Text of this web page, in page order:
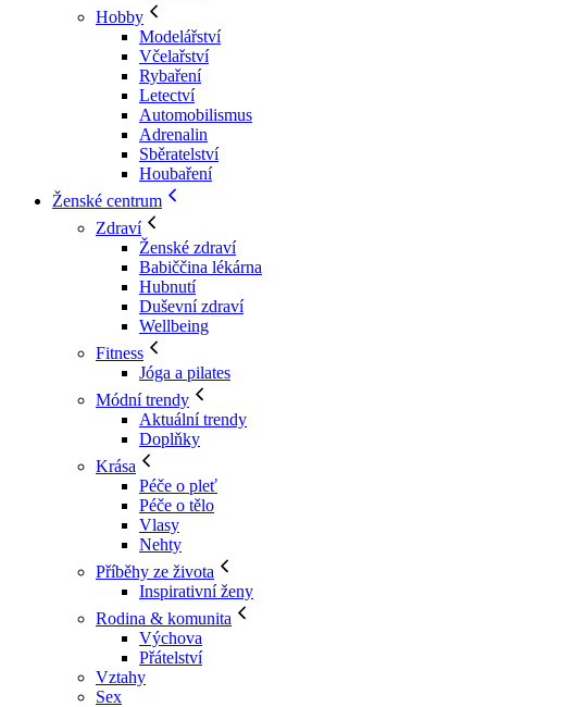
Hobby
Modelářství
Včelařství
Rybaření
Letectví
Automobilismus
Adrenalin
Sběratelství
Houbaření
Ženské centrum
Zdraví
Ženské zdraví
Babiččina lékárna
Hubnutí
Duševní zdraví
Wellbeing
Fitness
Jóga a pilates
Módní trendy
Aktuální trendy
Doplňky
Krása
Péče o pleť
Péče o tělo
Vlasy
Nehty
Příběhy ze života
Inspirativní ženy
Rodina & komunita
Výchova
Přátelství
Vztahy
Sex